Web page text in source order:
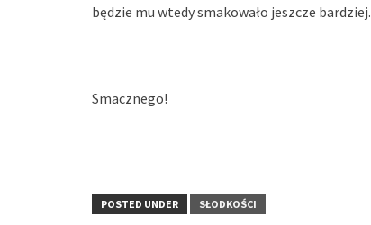
będzie mu wtedy smakowało jeszcze bardziej.
Smacznego!
POSTED UNDER SŁODKOŚCI